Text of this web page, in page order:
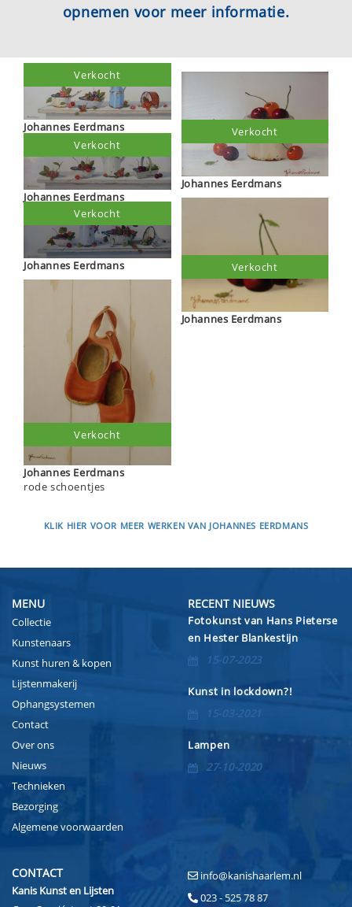
opnemen voor meer informatie.
Johannes Eerdmans
Verkocht
Johannes Eerdmans
Verkocht
Johannes Eerdmans
Verkocht
Johannes Eerdmans
rode schoentjes
Verkocht
Johannes Eerdmans
Verkocht
Johannes Eerdmans
Verkocht
KLIK HIER VOOR MEER WERKEN VAN JOHANNES EERDMANS
MENU
Collectie
Kunstenaars
Kunst huren & kopen
Lijstenmakerij
Ophangsystemen
Contact
Over ons
Nieuws
Technieken
Bezorging
Algemene voorwaarden
RECENT NIEUWS
Fotokunst van Hans Pieterse
en Hester Blankestijn
15-07-2023
Kunst in lockdown?!
15-03-2021
Lampen
27-10-2020
CONTACT
Kanis Kunst en Lijsten
info@kanishaarlem.nl
023 - 525 78 87